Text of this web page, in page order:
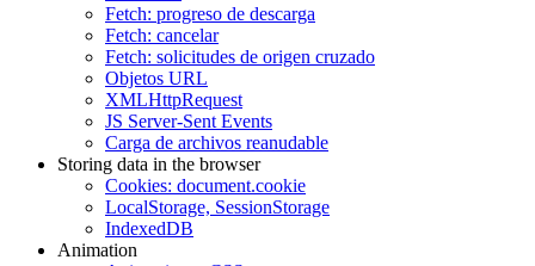
Fetch: progreso de descarga
Fetch: cancelar
Fetch: solicitudes de origen cruzado
Objetos URL
XMLHttpRequest
JS Server-Sent Events
Carga de archivos reanudable
Storing data in the browser
Cookies: document.cookie
LocalStorage, SessionStorage
IndexedDB
Animation